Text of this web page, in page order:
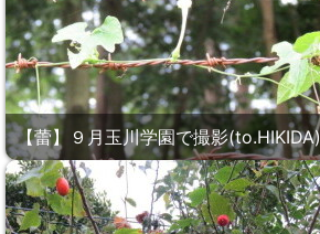
【蕾】９月玉川学園で撮影(to.HIKIDA)